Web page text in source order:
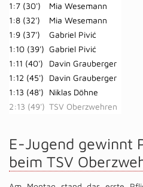
1:7 (30')
Mia Wesemann
1:8 (32')
Mia Wesemann
1:9 (37')
Gabriel Pivić
1:10 (39') Gabriel Pivić
1:11 (40')
Davin Grauberger
1:12 (45')
Davin Grauberger
1:13 (48')
Niklas Döhne
2:13 (49') TSV Oberzwehren
E-Jugend gewinnt
beim TSV